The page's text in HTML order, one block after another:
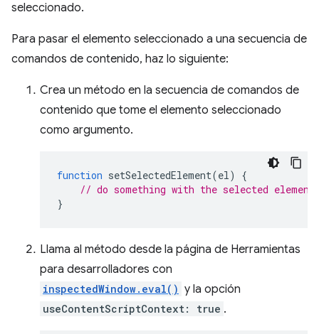
seleccionado.
Para pasar el elemento seleccionado a una secuencia de
comandos de contenido, haz lo siguiente:
Crea un método en la secuencia de comandos de
contenido que tome el elemento seleccionado
como argumento.
function setSelectedElement(el)
{
// do something with the selected element
}
Llama al método desde la página de Herramientas
para desarrolladores con
inspectedWindow.eval() y la opción
useContentScriptContext: true .